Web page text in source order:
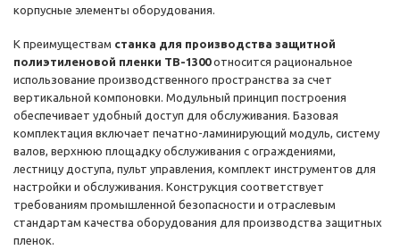
корпусные элементы оборудования.
К преимуществам станка для производства защитной
полиэтиленовой пленки TB-1300относится рациональное
использование производственного пространства за счет
вертикальной компоновки. Модульный принцип построения
обеспечивает удобный доступ для обслуживания. Базовая
комплектация включает печатно-ламинирующий модуль, систему
валов, верхнюю площадку обслуживания с ограждениями,
лестницу доступа, пульт управления, комплект инструментов для
настройки и обслуживания. Конструкция соответствует
требованиям промышленной безопасности и отраслевым
стандартам качества оборудования для производства защитных
пленок.